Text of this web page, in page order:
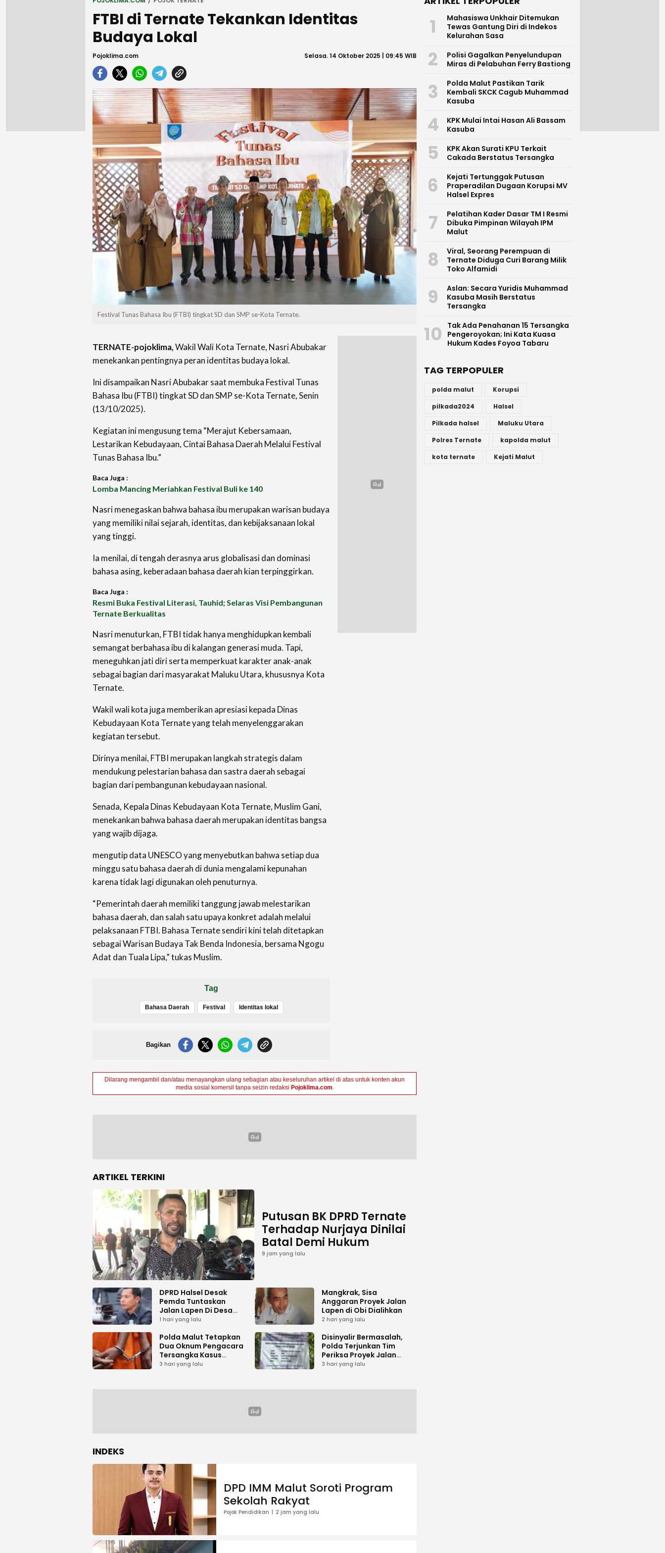
FTBI di Ternate Tekankan Identitas
Budaya Lokal
Pojoklima.com Selasa. 14 Oktober 2025 | 09:45 WIB
Festival Tunas Bahasa Ibu (FTBI) tingkat SD dan SMP se-Kota Ternate.
TERNATE-pojoklima,Wakil Wali Kota Ternate, Nasri Abubakar
menekankan pentingnya peran identitas budaya lokal.
Ini disampaikan Nasri Abubakar saat membuka Festival Tunas
Bahasa Ibu (FTBI) tingkat SD dan SMP se-Kota Ternate, Senin
(13/10/2025).
Kegiatan ini mengusung tema “Merajut Kebersamaan,
Lestarikan Kebudayaan, Cintai Bahasa Daerah Melalui Festival
Tunas Bahasa Ibu.”
Baca Juga :
Lomba Mancing Meriahkan Festival Buli ke 140
Nasri menegaskan bahwa bahasa ibu merupakan warisan budaya
yang memiliki nilai sejarah, identitas, dan kebijaksanaan lokal
yang tinggi.
Ia menilai, di tengah derasnya arus globalisasi dan dominasi
bahasa asing, keberadaan bahasa daerah kian terpinggirkan.
Baca Juga :
Resmi Buka Festival Literasi, Tauhid; Selaras Visi Pembangunan
Ternate Berkualitas
Nasri menuturkan, FTBI tidak hanya menghidupkan kembali
semangat berbahasa ibu di kalangan generasi muda. Tapi,
meneguhkan jati diri serta memperkuat karakter anak-anak
sebagai bagian dari masyarakat Maluku Utara, khususnya Kota
Ternate.
Wakil wali kota juga memberikan apresiasi kepada Dinas
Kebudayaan Kota Ternate yang telah menyelenggarakan
kegiatan tersebut.
Dirinya menilai, FTBI merupakan langkah strategis dalam
mendukung pelestarian bahasa dan sastra daerah sebagai
bagian dari pembangunan kebudayaan nasional.
Senada, Kepala Dinas Kebudayaan Kota Ternate, Muslim Gani,
menekankan bahwa bahasa daerah merupakan identitas bangsa
yang wajib dijaga.
mengutip data UNESCO yang menyebutkan bahwa setiap dua
minggu satu bahasa daerah di dunia mengalami kepunahan
karena tidak lagi digunakan oleh penuturnya.
“Pemerintah daerah memiliki tanggung jawab melestarikan
bahasa daerah, dan salah satu upaya konkret adalah melalui
pelaksanaan FTBI. Bahasa Ternate sendiri kini telah ditetapkan
sebagai Warisan Budaya Tak Benda Indonesia, bersama Ngogu
Adat dan Tuala Lipa,” tukas Muslim.
Tag
Bahasa Daerah Festival Identitas lokal
Bagikan
Dilarang mengambil dan/atau menayangkan ulang sebagian atau keseluruhan artikel di atas untuk konten akun
media sosial komersil tanpa seizin redaksi Pojoklima.com
ARTIKEL TERKINI
Putusan BK DPRD Ternate
Terhadap Nurjaya Dinilai
Batal Demi Hukum
9 jam yang lalu
DPRD Halsel Desak
Pemda Tuntaskan
Jalan Lapen Di Desa
Sambiki
1 hari yang lalu
Mangkrak, Sisa
Anggaran Proyek Jalan
Lapen di Obi Dialihkan
2 hari yang lalu
Polda Malut Tetapkan
Dua Oknum Pengacara
Tersangka Kasus
Pemalsuan Dokumen
3 hari yang lalu
Disinyalir Bermasalah,
Polda Terjunkan Tim
Periksa Proyek Jalan
Tani di Galala
3 hari yang lalu
INDEKS
DPD IMM Malut Soroti Program
Sekolah Rakyat
Pojok Pendidikan 2 jam yang lalu
1
Mahasiswa Unkhair Ditemukan
Tewas Gantung Diri di Indekos
Kelurahan Sasa
2
Polisi Gagalkan Penyelundupan
Miras di Pelabuhan Ferry Bastiong
3
Polda Malut Pastikan Tarik
Kembali SKCK Cagub Muhammad
Kasuba
4
KPK Mulai Intai Hasan Ali Bassam
Kasuba
5
KPK Akan Surati KPU Terkait
Cakada Berstatus Tersangka
6
Kejati Tertunggak Putusan
Praperadilan Dugaan Korupsi MV
Halsel Expres
7
Pelatihan Kader Dasar TM I Resmi
Dibuka Pimpinan Wilayah IPM
Malut
8
Viral, Seorang Perempuan di
Ternate Diduga Curi Barang Milik
Toko Alfamidi
9
Aslan: Secara Yuridis Muhammad
Kasuba Masih Berstatus
Tersangka
10
Tak Ada Penahanan 15 Tersangka
Pengeroyokan; Ini Kata Kuasa
Hukum Kades Foyoa Tabaru
TAG TERPOPULER
polda malut
Korupsi
pilkada2024
Halsel
Pilkada halsel
Maluku Utara
Polres Ternate
kapolda malut
kota ternate
Kejati Malut